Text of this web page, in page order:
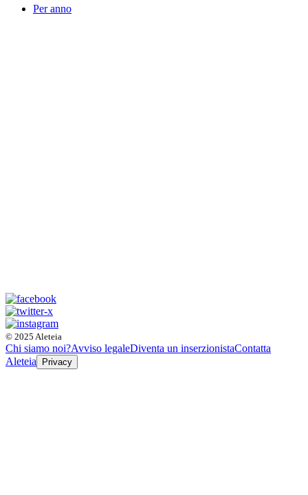
Per anno
© 2025 Aleteia
Chi siamo noi?Avviso legaleDiventa un inserzionistaContatta
Aleteia
Privacy